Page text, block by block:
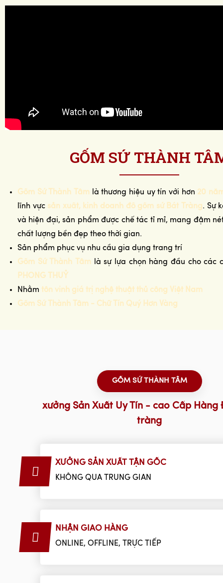
GỐM SỨ THÀNH
Gốm Sứ Thành Tâm là thương hiệu uy tín với hơn 20
lĩnh vực sản xuất, kinh doanh đồ gốm sứ Bát Tràng. Sự
và hiện đại, sản phẩm được chế tác tỉ mỉ, mang đậm
chất lượng bền đẹp theo thời gian.
Sản phẩm phục vụ nhu cầu gia dụng trang trí
Gốm Sứ Thành Tâm là sự lựa chọn hàng đầu cho các
PHONG THUỶ
Nhằm tôn vinh giá trị nghệ thuật thủ công Việt Nam
Gốm Sứ Thành Tâm - Chữ Tín Quý Hơn Vàng
GỐM SỨ THÀNH TÂM
xưởng Sản Xuất Uy Tín - cao Cấp Hàng
tràng
XƯỞNG SẢN XUẤT TẬN GỐC
KHÔNG QUA TRUNG GIAN
NHẬN GIAO HÀNG
ONLINE, OFFLINE, TRỰC TIẾP